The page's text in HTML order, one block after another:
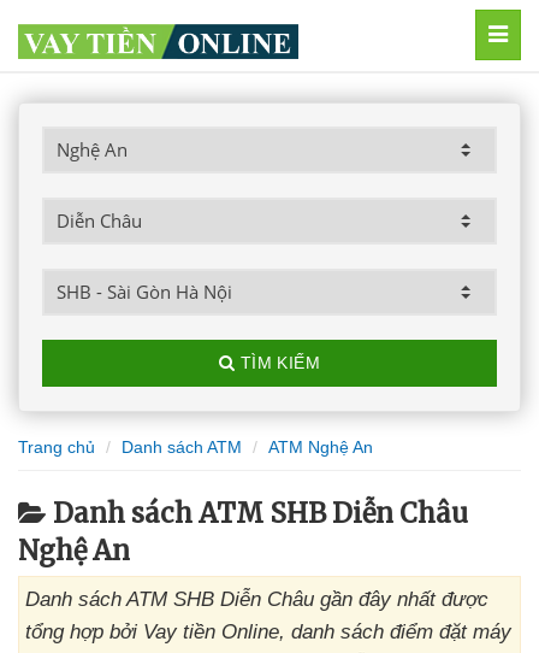
TÌM KIẾM
Trang chủ Danh sách ATM ATM Nghệ An
Danh sách ATM SHB Diễn Châu
Nghệ An
Danh sách ATM SHB Diễn Châu gần đây nhất được
tổng hợp bởi Vay tiền Online, danh sách điểm đặt máy